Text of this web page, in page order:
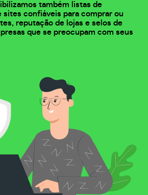
também listas de
sites confiáveis para comprar ou
reputação de lojas e selos de
que se preocupam com seus